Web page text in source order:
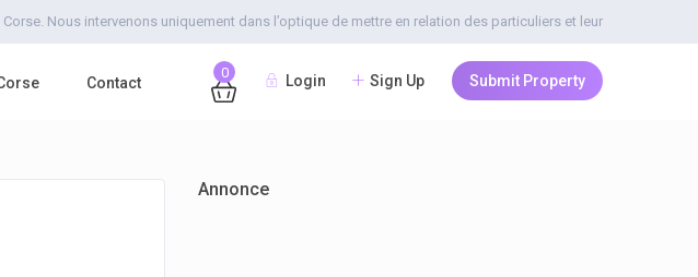
Nous intervenons uniquement dans l’optique de mettre en relation des particuliers et leur
0 Login Sign Up Submit Property
Contact
Annonce